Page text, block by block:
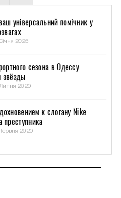
універсальний помічник у
2025
сезона в Одессу
звёзды
2020
к слогану Nike
преступника
2020